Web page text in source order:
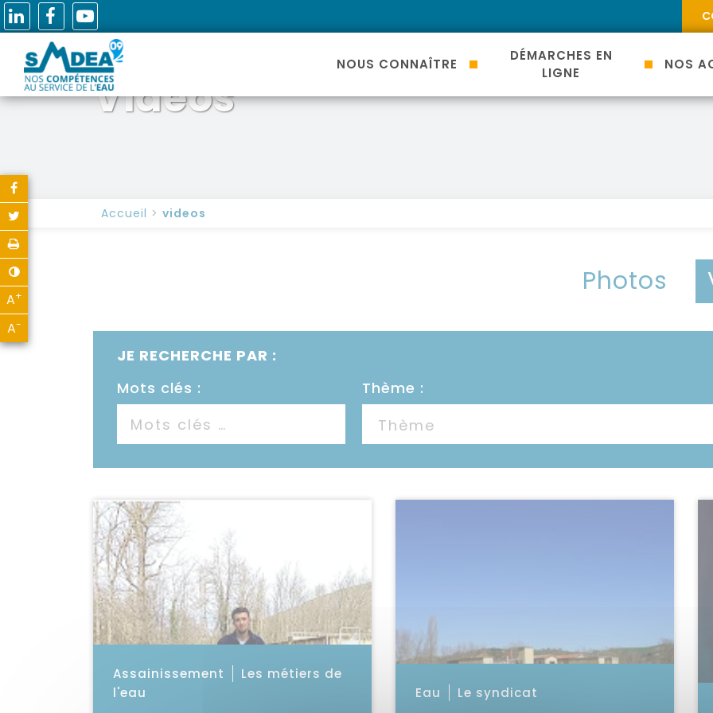
NOUS CONNAÎTRE
DÉMARCHES EN
LIGNE
NOS
Videos
Accueil videos
Photos
JE RECHERCHE PAR :
Mots clés :
Thème :
Catégorie : "
Assainissement
Les métiers de
l'eau
Voir la vidéo
Catégorie : "
Eau Le syndicat
Partager sur Twitter
A+
A- Réduire le texte